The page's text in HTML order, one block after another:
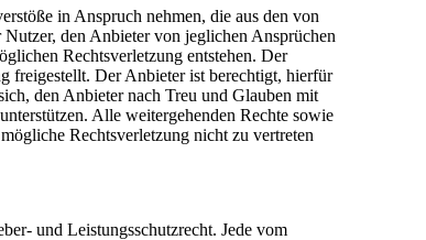
in Anspruch nehmen, die aus den von
den Anbieter von jeglichen Ansprüchen
Rechtsverletzung entstehen. Der
freigestellt. Der Anbieter ist berechtigt, hierfür
den Anbieter nach Treu und Glauben mit
Alle weitergehenden Rechte sowie
Rechtsverletzung nicht zu vertreten
und Leistungsschutzrecht. Jede vom